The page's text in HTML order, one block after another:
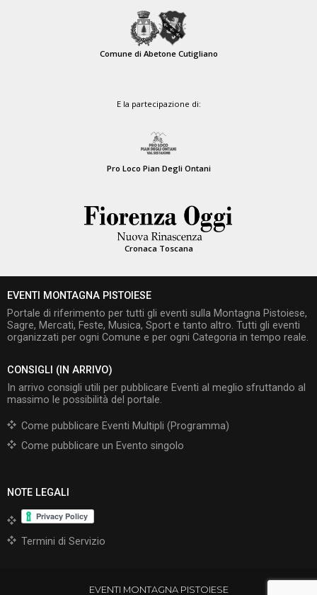
Comune di Abetone Cutigliano
E la partecipazione di:
Pro Loco Pian Degli Ontani
Cronaca Toscana
EVENTI MONTAGNA PISTOIESE
Portale di riferimento per tutti gli eventi sulla Montagna Pistoiese,
Sagre, Mercati, Feste, Musica, Sport e tanto altro. Tutti gli eventi
organizzati per ogni Comune e per ogni Categoria in tempo reale.
CONSIGLI (IN ARRIVO)
In arrivo consigli utili per pubblicare Eventi al meglio sfruttando al
massimo le possibilità del portale.
Come pubblicare Eventi Multipli (Programma)
Come pubblicare un Evento singolo
NOTE LEGALI
Termini di Servizio
EVENTI MONTAGNA PISTOIESE